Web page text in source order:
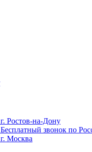
г. Ростов-на-Дону
Бесплатный звонок по
г. Москва